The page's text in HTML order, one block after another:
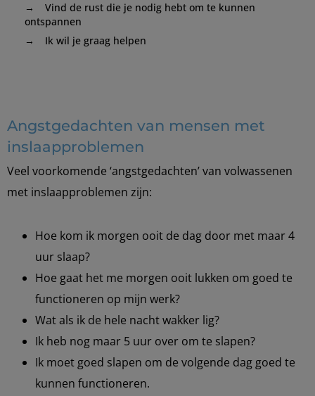
Vind de rust die je nodig hebt om te kunnen
ontspannen
Ik wil je graag helpen
Angstgedachten van mensen met
inslaapproblemen
Veel voorkomende ‘angstgedachten’ van volwassenen
met inslaapproblemen zijn:
Hoe kom ik morgen ooit de dag door met maar 4
uur slaap?
Hoe gaat het me morgen ooit lukken om goed te
functioneren op mijn werk?
Wat als ik de hele nacht wakker lig?
Ik heb nog maar 5 uur over om te slapen?
Ik moet goed slapen om de volgende dag goed te
kunnen functioneren.